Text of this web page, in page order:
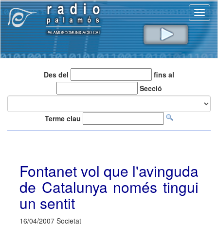
Des del
fins al
Secció
Terme clau
Fontanet vol que l'avinguda
de Catalunya només tingui
un sentit
16/04/2007 Societat